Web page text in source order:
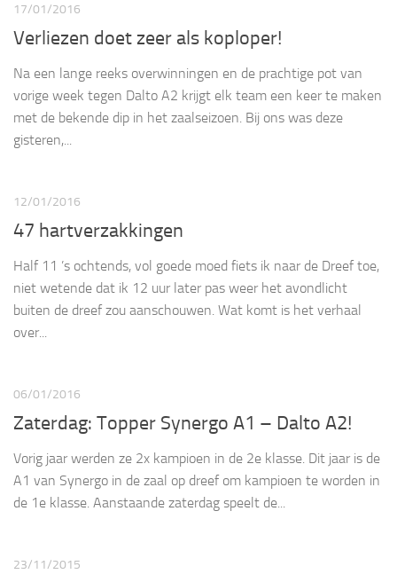
17/01/2016
Verliezen doet zeer als koploper!
Na een lange reeks overwinningen en de prachtige pot van
vorige week tegen Dalto A2 krijgt elk team een keer te maken
met de bekende dip in het zaalseizoen. Bij ons was deze
gisteren,...
12/01/2016
47 hartverzakkingen
Half 11 ’s ochtends, vol goede moed fiets ik naar de Dreef toe,
niet wetende dat ik 12 uur later pas weer het avondlicht
buiten de dreef zou aanschouwen. Wat komt is het verhaal
over...
06/01/2016
Zaterdag: Topper Synergo A1 – Dalto A2!
Vorig jaar werden ze 2x kampioen in de 2e klasse. Dit jaar is de
A1 van Synergo in de zaal op dreef om kampioen te worden in
de 1e klasse. Aanstaande zaterdag speelt de...
23/11/2015